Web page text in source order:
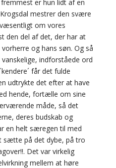
er hun lidt af en
mestrer den svære
om vores
den del af det, der har at
og hans søn. Og så
indforståede ord
får det fulde
udtrykte det efter at have
hende, fortælle om sine
måde, så det
deres budskab og
en helt særegen til med
sætte på det dybe, på tro
Det var virkelig
mellem at høre